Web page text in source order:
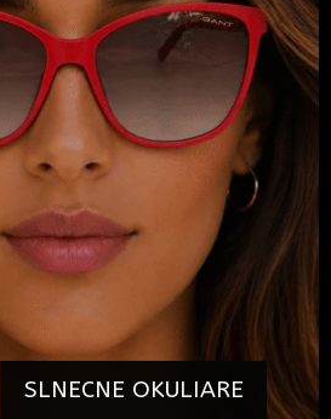
SLNECNE OKULIARE